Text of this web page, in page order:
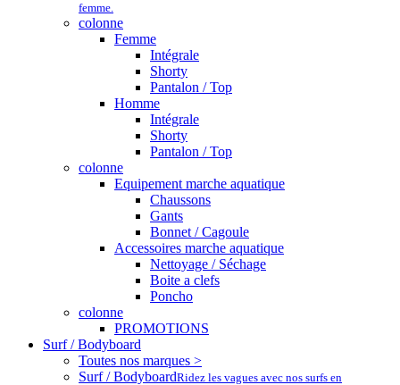
femme.
colonne
Femme
Intégrale
Shorty
Pantalon / Top
Homme
Intégrale
Shorty
Pantalon / Top
colonne
Equipement marche aquatique
Chaussons
Gants
Bonnet / Cagoule
Accessoires marche aquatique
Nettoyage / Séchage
Boite a clefs
Poncho
colonne
PROMOTIONS
Surf / Bodyboard
Toutes nos marques >
Surf / BodyboardRidez les vagues avec nos surfs en